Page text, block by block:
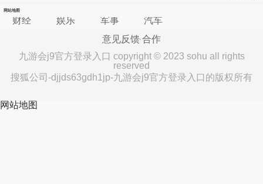
网站地图
财经 娱乐 军事
汽车
意见反馈 合作
九游会j9官方登录入口 copyright © 2023 sohu all rights
reserved
搜狐公司-djjds63gdh1jp-九游会j9官方登录入口的版权所有
网站地图